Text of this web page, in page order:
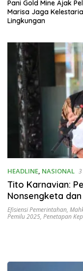
H. Muhammad Faizal :
Pembinaan Politik
untuk Menciptakan
HEADLINE, NASIONAL
Tito Karnavian:
Nonsengketa dan
Pemerintahan
Efisiensi Pemerintahan,
Pemilu 2025, Penetapan